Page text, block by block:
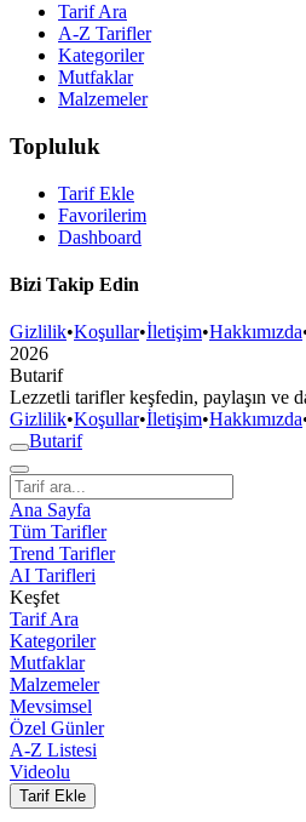
Tarif Ara
A-Z Tarifler
Kategoriler
Mutfaklar
Malzemeler
Topluluk
Tarif Ekle
Favorilerim
Dashboard
Bizi Takip Edin
Gizlilik•Koşullar•İletişim•Hakkımızda
2026
Butarif
Lezzetli tarifler keşfedin, paylaşın ve
Gizlilik•Koşullar•İletişim•Hakkımızda
Butarif
Ana Sayfa
Tüm Tarifler
Trend Tarifler
AI Tarifleri
Keşfet
Tarif Ara
Kategoriler
Mutfaklar
Malzemeler
Mevsimsel
Özel Günler
A-Z Listesi
Videolu
Tarif Ekle